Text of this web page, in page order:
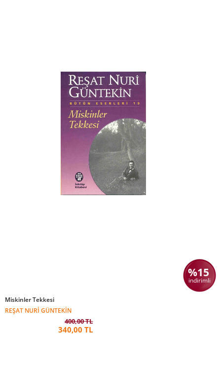
%15
indirimli
Miskinler Tekkesi
REŞAT NURI GÜNTEKIN
400,00 TL
340,00 TL